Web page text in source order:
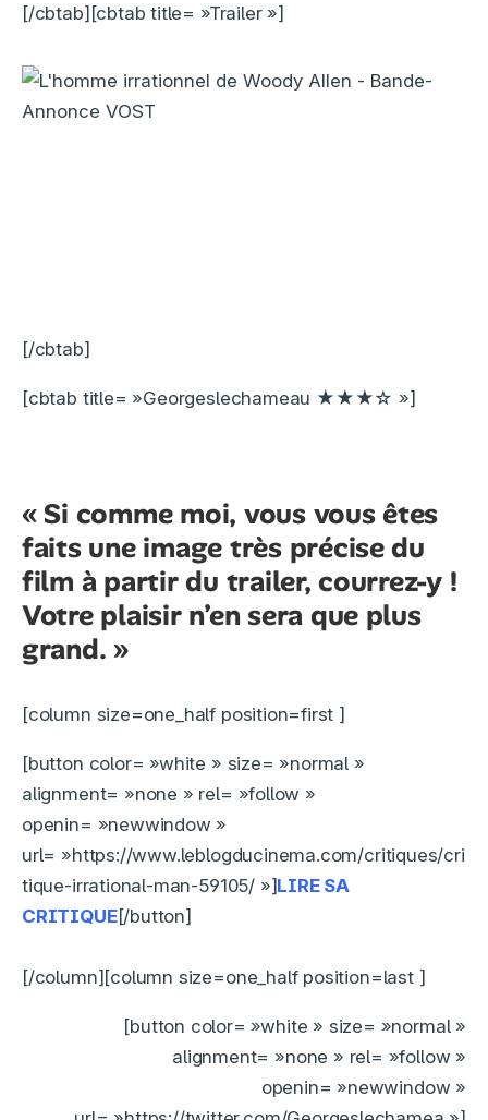
[/cbtab][cbtab title= »Trailer »]
[/cbtab]
[cbtab title= »Georgeslechameau ★★★☆ »]
« Si comme moi, vous vous êtes
faits une image très précise du
film à partir du trailer, courrez-y !
Votre plaisir n’en sera que plus
grand. »
[column size=one_half position=first ]
[button color= »white » size= »normal »
alignment= »none » rel= »follow »
openin= »newwindow »
url= »https://www.leblogducinema.com/critiques/cri
tique-irrational-man-59105/ »]LIRE SA
CRITIQUE[/button]
[/column][column size=one_half position=last ]
[button color= »white » size= »normal »
alignment= »none » rel= »follow »
openin= »newwindow »